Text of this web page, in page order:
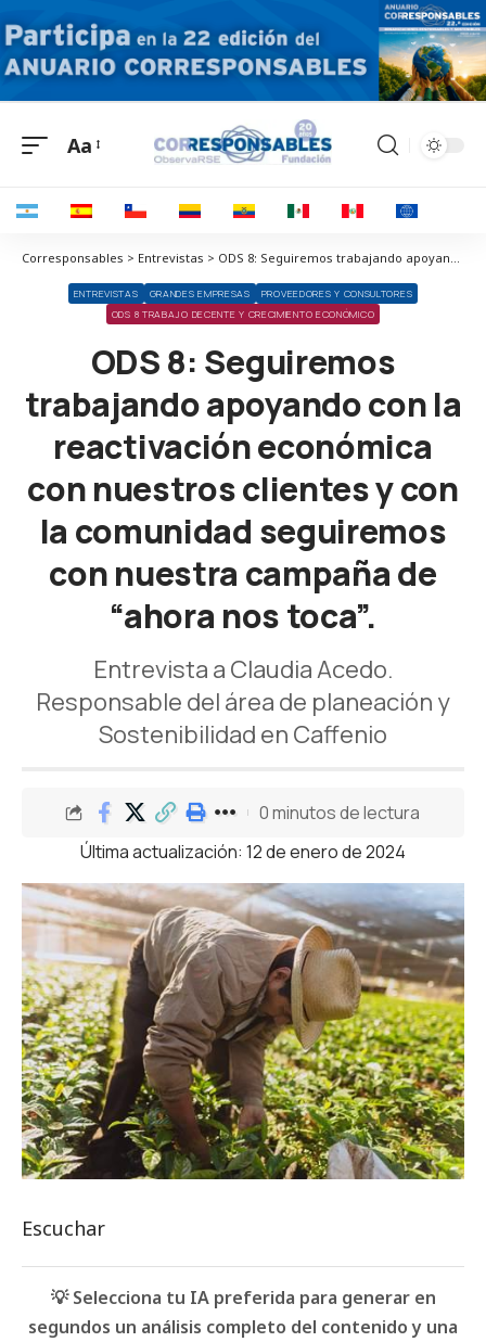
Aa
Corresponsables > Entrevistas > ODS 8: Seguiremos trabajando apoyando con la reactivación económica con nuestros clientes y con la comunidad seguiremos con nuestra campaña de “ahora nos toca”.
ENTREVISTAS GRANDES EMPRESAS
PROVEEDORES Y CONSULTORES
ODS 8 TRABAJO DECENTE Y CRECIMIENTO ECONÓMICO
ODS 8: Seguiremos
trabajando apoyando con la
reactivación económica
con nuestros clientes y con
la comunidad seguiremos
con nuestra campaña de
“ahora nos toca”.
Entrevista a Claudia Acedo.
Responsable del área de planeación y
Sostenibilidad en Caffenio
Última actualización: 12 de enero de 2024
0 minutos de lectura
Escuchar
💡 Selecciona tu IA preferida para generar en
segundos un análisis completo del contenido y una